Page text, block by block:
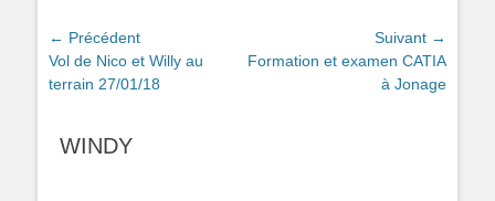
Navigation
de
l’article
← Précédent
Article
précédent :
Vol de Nico et Willy au
terrain 27/01/18
Suivant →
Article
Formation et examen CATIA
à Jonage
WINDY